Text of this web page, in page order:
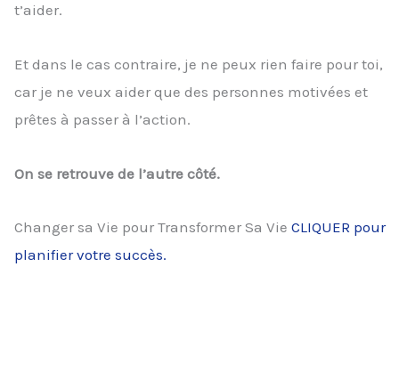
t’aider.
Et dans le cas contraire, je ne peux rien faire pour toi,
car je ne veux aider que des personnes motivées et
prêtes à passer à l’action.
On se retrouve de l’autre côté.
Changer sa Vie pour Transformer Sa Vie CLIQUER pour
planifier votre succès.